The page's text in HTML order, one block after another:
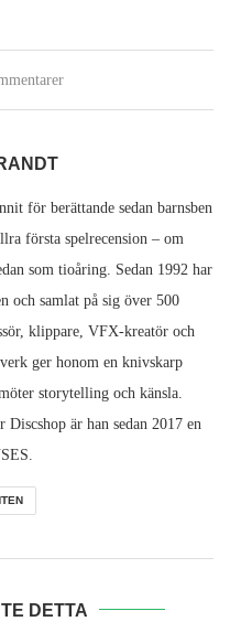
för berättande sedan barnsben
första spelrecension – om
som tioåring. Sedan 1992 har
och samlat på sig över 500
klippare, VFX-kreatör och
ger honom en knivskarp
storytelling och känsla.
är han sedan 2017 en
DETTA